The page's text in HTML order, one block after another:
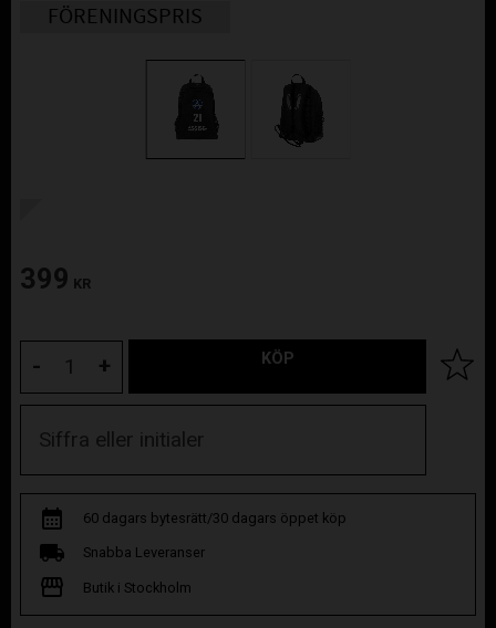
FÖRENINGSPRIS
399 KR
+
- KÖP Lägg
60 dagars bytesrätt/30 dagars öppet köp
Snabba Leveranser
Butik i Stockholm